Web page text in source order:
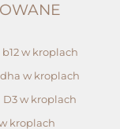
w kroplach
w kroplach
w kroplach
kroplach